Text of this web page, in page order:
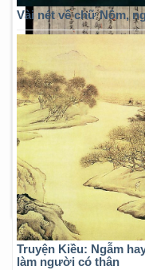
Vài nét về chữ Nôm,
Truyện Kiều: Ngẫm
làm người có thân